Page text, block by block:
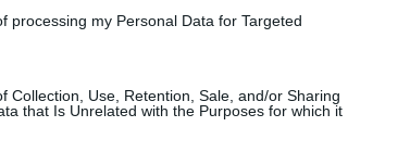
processing my Personal Data for Targeted
Collection, Use, Retention, Sale, and/or Sharing
that Is Unrelated with the Purposes for which it